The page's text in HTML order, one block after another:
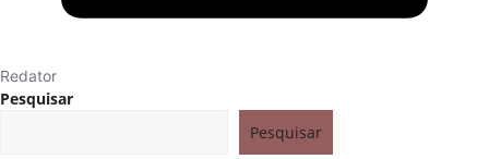
Redator
Pesquisar
Pesquisar